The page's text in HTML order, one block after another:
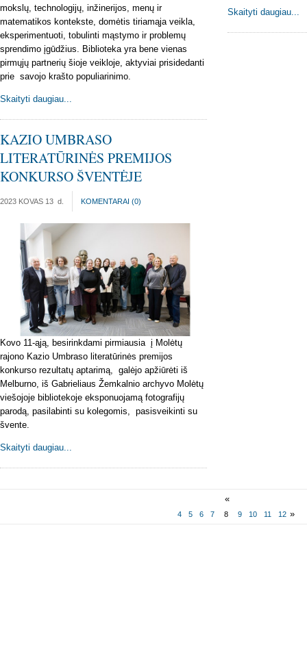
mokslų, technologijų, inžinerijos, menų ir
matematikos kontekste, domėtis tiriamąja veikla,
eksperimentuoti, tobulinti mąstymo ir problemų
sprendimo įgūdžius. Biblioteka yra bene vienas
pirmųjų partnerių šioje veikloje, aktyviai prisidedanti
prie savojo krašto populiarinimo.
Skaityti daugiau...
Skaityti daugiau...
KAZIO UMBRASO
LITERATŪRINĖS PREMIJOS
KONKURSO ŠVENTĖJE
2023 KOVAS 13 d. KOMENTARAI (0)
Kovo 11-ąją, besirinkdami pirmiausia į Molėtų
rajono Kazio Umbraso literatūrinės premijos
konkurso rezultatų aptarimą, galėjo apžiūrėti iš
Melburno, iš Gabrieliaus Žemkalnio archyvo Molėtų
viešojoje bibliotekoje eksponuojamą fotografijų
parodą, pasilabinti su kolegomis, pasisveikinti su
švente.
Skaityti daugiau...
«
4 5 6 7 8 9 10 11 12 »